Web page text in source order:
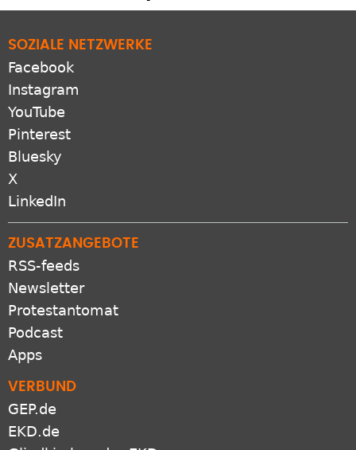
SOZIALE NETZWERKE
Facebook
Instagram
YouTube
Pinterest
Bluesky
X
LinkedIn
ZUSATZANGEBOTE
RSS-feeds
Newsletter
Protestantomat
Podcast
Apps
VERBUND
GEP.de
EKD.de